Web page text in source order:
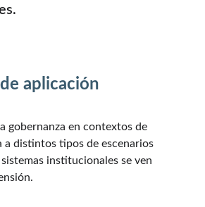
aplicación
gobernanza en contextos de
a distintos tipos de escenarios
institucionales se ven